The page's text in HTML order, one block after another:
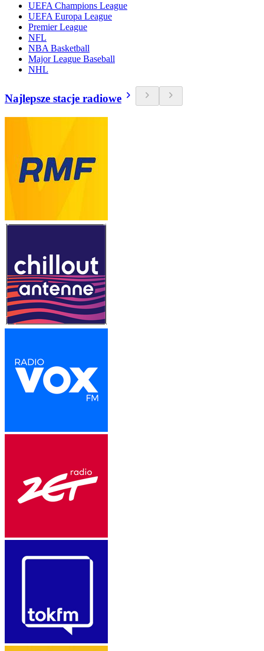
UEFA Champions League
UEFA Europa League
Premier League
NFL
NBA Basketball
Major League Baseball
NHL
Najlepsze stacje radiowe